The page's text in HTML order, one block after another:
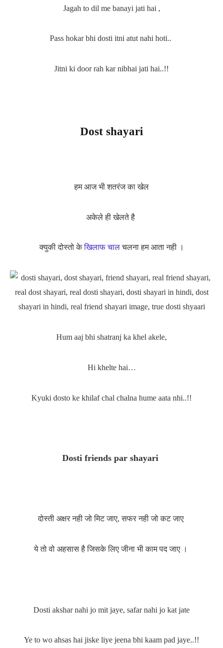
Jagah to dil me banayi jati hai ,
Pass hokar bhi dosti itni atut nahi hoti..
Jitni ki door rah kar nibhai jati hai..!!
Dost shayari
हम आज भी शतरंज का खेल
अकेले ही खेलते है
क्युकी दोस्तो केखिलाफ चालचलना हम आता नही ।
Hum aaj bhi shatranj ka khel akele,
Hi khelte hai…
Kyuki dosto ke khilaf chal chalna hume aata nhi..!!
Dosti friends par shayari
दोस्ती अक्षर नही जो मिट जाए, सफर नही जो कट जाए
ये तो वो अहसास है जिसके लिए जीना भी काम पद जाए ।
Dosti akshar nahi jo mit jaye, safar nahi jo kat jate
Ye to wo ahsas hai jiske liye jeena bhi kaam pad jaye..!!